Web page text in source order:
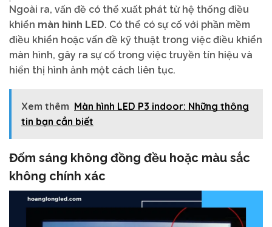
Ngoài ra, vấn đề có thể xuất phát từ hệ thống điều
khiển màn hình LED. Có thể có sự cố với phần mềm
điều khiển hoặc vấn đề kỹ thuật trong việc điều khiển
màn hình, gây ra sự cố trong việc truyền tín hiệu và
hiển thị hình ảnh một cách liên tục.
Xem thêm Màn hình LED P3 indoor: Những thông
tin bạn cần biết
Đốm sáng không đồng đều hoặc màu sắc
không chính xác